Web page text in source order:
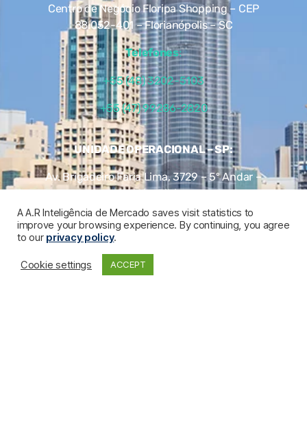
Centro de Negócio Floripa Shopping – CEP
88.052-401 – Florianópolis – SC
Telefones:
+55 (48) 3202-5103
+55 (47) 99286-2820
UNIDADE OPERACIONAL – SP:
Av. Brigadeiro Faria Lima, 3729 – 5º Andar –
Itaim Bibi
Telefone:+55 (11) 2657-7272
A A.R Inteligência de Mercado saves visit statistics to
improve your browsing experience. By continuing, you agree
to our privacy policy.
Cookie settings ACCEPT